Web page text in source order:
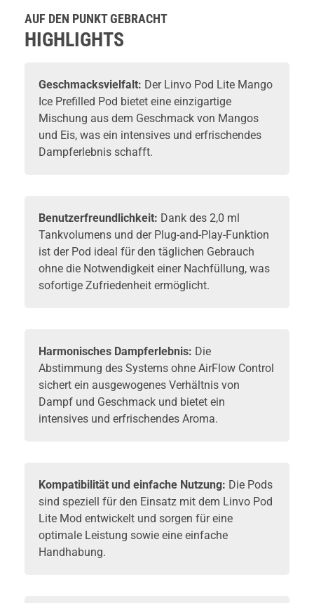
2er Pack
AUF DEN PUNKT GEBRACHT
HIGHLIGHTS
Geschmacksvielfalt: Der Linvo Pod Lite Mango
Ice Prefilled Pod bietet eine einzigartige
Mischung aus dem Geschmack von Mangos
und Eis, was ein intensives und erfrischendes
Dampferlebnis schafft.
Benutzerfreundlichkeit: Dank des 2,0 ml
Tankvolumens und der Plug-and-Play-Funktion
ist der Pod ideal für den täglichen Gebrauch
ohne die Notwendigkeit einer Nachfüllung, was
sofortige Zufriedenheit ermöglicht.
Harmonisches Dampferlebnis: Die
Abstimmung des Systems ohne AirFlow Control
sichert ein ausgewogenes Verhältnis von
Dampf und Geschmack und bietet ein
intensives und erfrischendes Aroma.
Kompatibilität und einfache Nutzung: Die Pods
sind speziell für den Einsatz mit dem Linvo Pod
Lite Mod entwickelt und sorgen für eine
optimale Leistung sowie eine einfache
Handhabung.